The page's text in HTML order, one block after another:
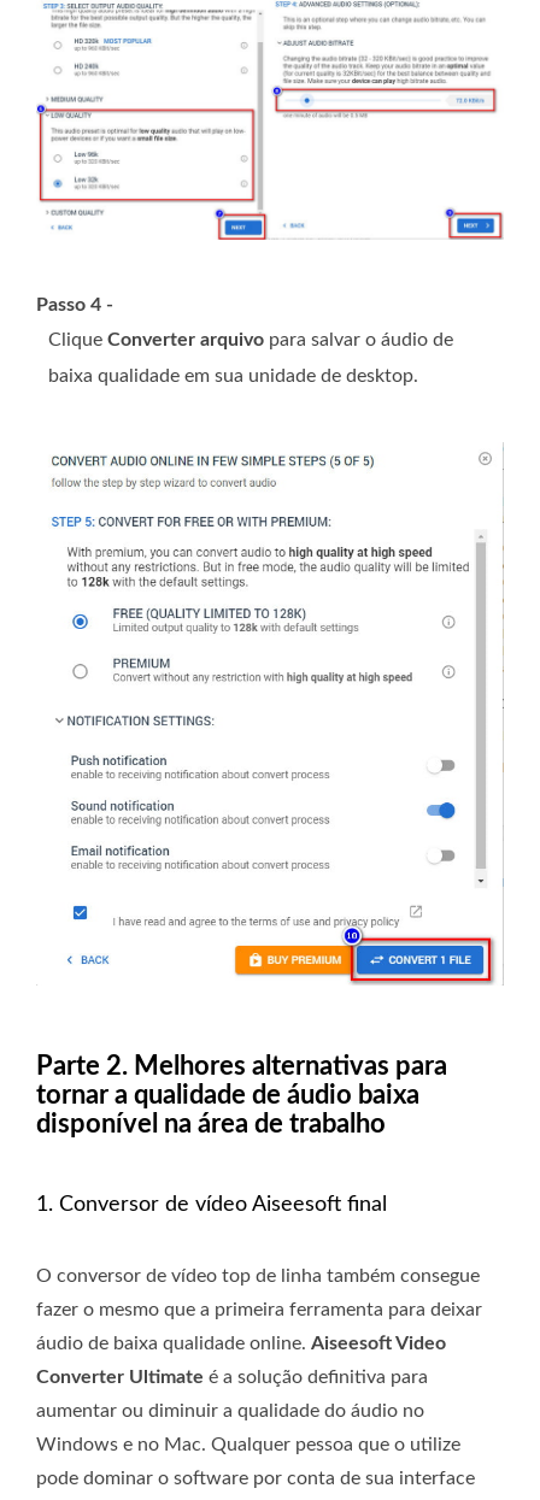
Passo 4 -
Clique Converter arquivo para salvar o áudio de
baixa qualidade em sua unidade de desktop.
Parte 2. Melhores alternativas para
tornar a qualidade de áudio baixa
disponível na área de trabalho
1. Conversor de vídeo Aiseesoft final
O conversor de vídeo top de linha também consegue
fazer o mesmo que a primeira ferramenta para deixar
áudio de baixa qualidade online. Aiseesoft Video
Converter Ultimate é a solução definitiva para
aumentar ou diminuir a qualidade do áudio no
Windows e no Mac. Qualquer pessoa que o utilize
pode dominar o software por conta de sua interface